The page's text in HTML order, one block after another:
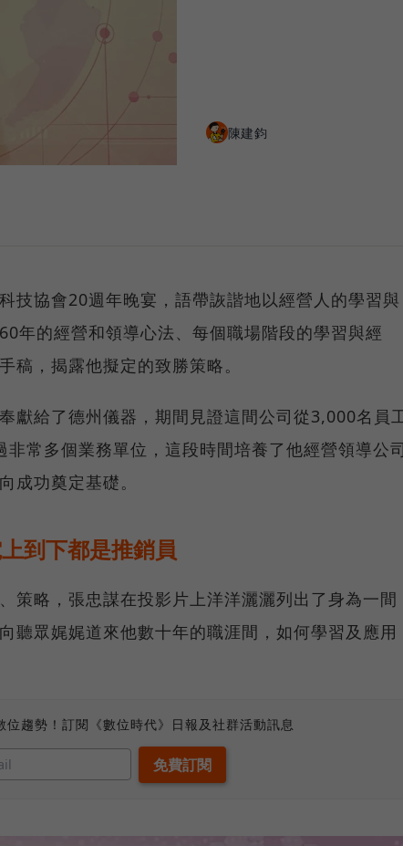
陳建鈞
技協會20週年晚宴，語帶詼諧地以經營人的學習與
年的經營和領導心法、每個職場階段的學習與經
稿，揭露他擬定的致勝策略。
獻給了德州儀器，期間見證這間公司從3,000名員
常多個業務單位，這段時間培養了他經營領導公
成功奠定基礎。
到下都是推銷員
策略，張忠謀在投影片上洋洋灑灑列出了身為一間
聽眾娓娓道來他數十年的職涯間，如何學習及應用
趨勢！訂閱《數位時代》日報及社群活動訊息